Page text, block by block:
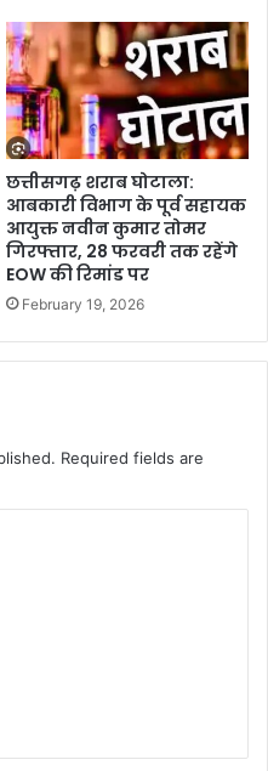
छत्तीसगढ़ शराब घोटाला:
आबकारी विभाग के पूर्व सहायक
आयुक्त नवीन कुमार तोमर
गिरफ्तार, 28 फरवरी तक रहेंगे
EOW की रिमांड पर
February 19, 2026
Required fields are